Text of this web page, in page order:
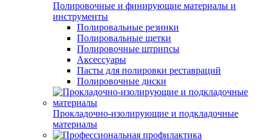
Полировочные и финирующие материалы и
инструменты
Полировальные резинки
Полировальные щетки
Полировочные штрипсы
Аксессуары
Пасты для полировки реставраций
Полировочные диски
Прокладочно-изолирующие и подкладочные
материалы